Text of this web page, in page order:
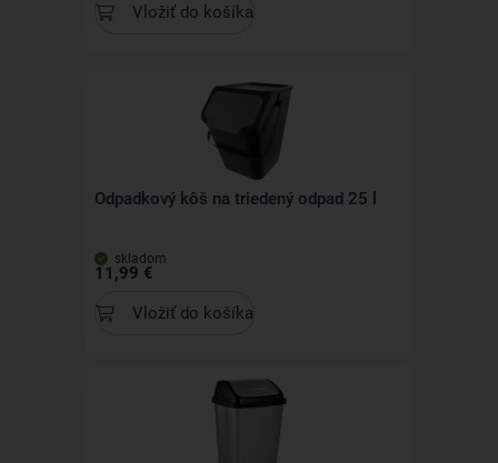
Vložiť do košíka
Odpadkový kôš na triedený odpad 25 l
skladom
11,99 €
Vložiť do košíka